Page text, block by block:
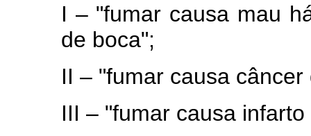
I – "fumar causa mau
de boca";
II – "fumar causa
III – "fumar causa